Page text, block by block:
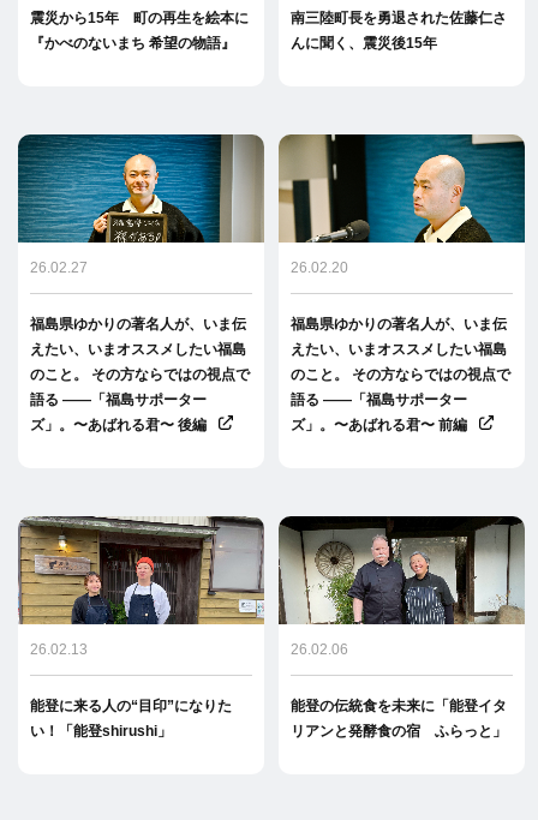
震災から15年 町の再生を絵本に
『かべのないまち 希望の物語』
南三陸町長を勇退された佐藤仁さ
んに聞く、震災後15年
26.02.27
福島県ゆかりの著名人が、いま伝
えたい、いまオススメしたい福島
のこと。 その方ならではの視点で
語る ――「福島サポーター
ズ」。〜あばれる君〜 後編
26.02.20
福島県ゆかりの著名人が、いま伝
えたい、いまオススメしたい福島
のこと。 その方ならではの視点で
語る ――「福島サポーター
ズ」。〜あばれる君〜 前編
26.02.13
能登に来る人の“目印”になりた
い！「能登shirushi」
26.02.06
能登の伝統食を未来に「能登イタ
リアンと発酵食の宿 ふらっと」